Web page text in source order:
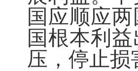
国应顺应
国根本利
压，停止损